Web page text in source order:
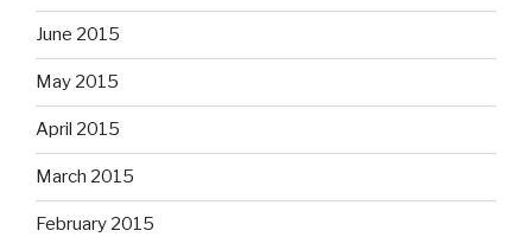
June 2015
May 2015
April 2015
March 2015
February 2015